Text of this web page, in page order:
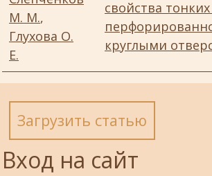
М. М.,
Глухова О.
Е.
свойства
круглыми
Загрузить статью
Вход на сайт